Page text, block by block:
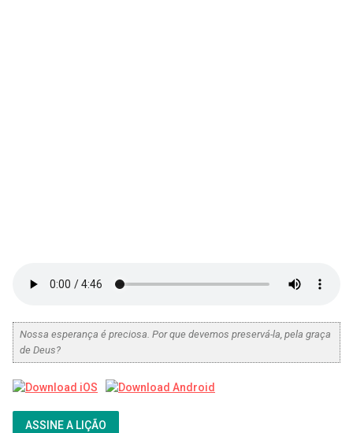
Nossa esperança é preciosa. Por que devemos preservá-la, pela graça
de Deus?
ASSINE A LIÇÃO